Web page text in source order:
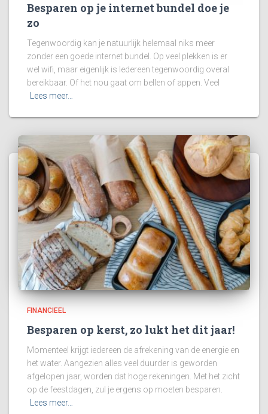
Besparen op je internet bundel doe je
zo
Tegenwoordig kan je natuurlijk helemaal niks meer
zonder een goede internet bundel. Op veel plekken is er
wel wifi, maar eigenlijk is Iedereen tegenwoordig overal
bereikbaar. Of het nou gaat om bellen of appen. Veel
Lees meer…
FINANCIEEL
Besparen op kerst, zo lukt het dit jaar!
Momenteel krijgt iedereen de afrekening van de energie en
het water. Aangezien alles veel duurder is geworden
afgelopen jaar, worden dat hoge rekeningen. Met het zicht
op de feestdagen, zul je ergens op moeten besparen.
Lees meer…